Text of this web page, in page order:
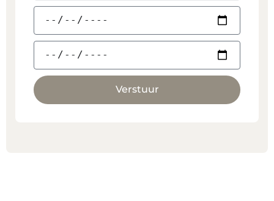
Verstuur